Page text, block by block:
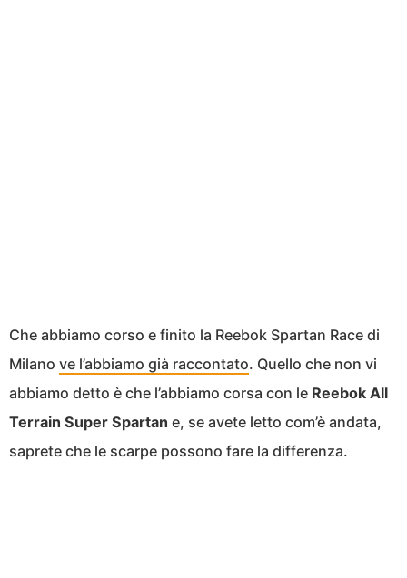
Che abbiamo corso e finito la Reebok Spartan Race di
Milano ve l’abbiamo già raccontato. Quello che non vi
abbiamo detto è che l’abbiamo corsa con le Reebok All
Terrain Super Spartan e, se avete letto com’è andata,
saprete che le scarpe possono fare la differenza.